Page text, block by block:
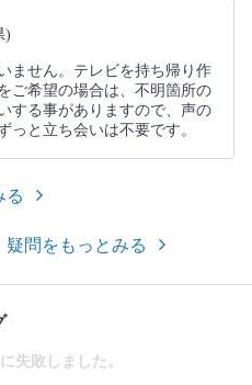
)
ません。テレビを持ち帰り作
ご希望の場合は、不明箇所の
する事がありますので、声の
っと立ち会いは不要です。
る
問をもっとみる
失敗しました。